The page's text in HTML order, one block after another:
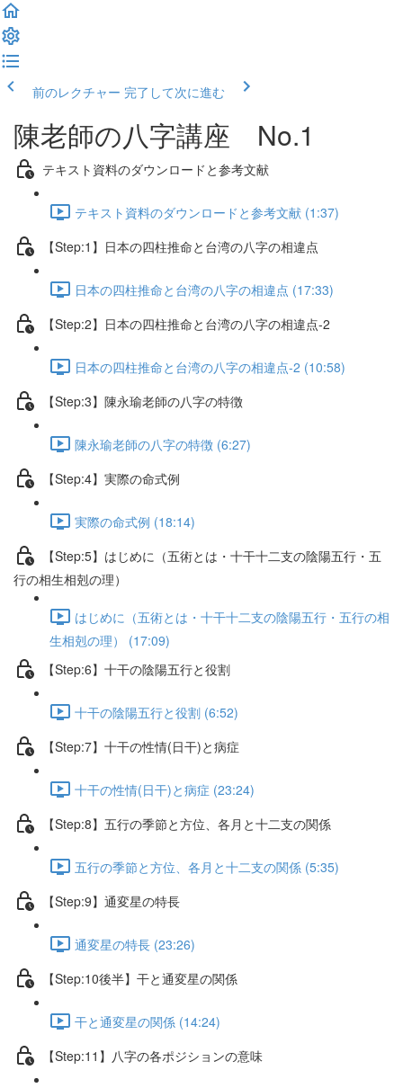
前のレクチャー 完了して次に進む
陳老師の八字講座 No.1
テキスト資料のダウンロードと参考文献
テキスト資料のダウンロードと参考文献 (1:37)
【Step:1】日本の四柱推命と台湾の八字の相違点
日本の四柱推命と台湾の八字の相違点 (17:33)
【Step:2】日本の四柱推命と台湾の八字の相違点-2
日本の四柱推命と台湾の八字の相違点-2 (10:58)
【Step:3】陳永瑜老師の八字の特徴
陳永瑜老師の八字の特徴 (6:27)
【Step:4】実際の命式例
実際の命式例 (18:14)
【Step:5】はじめに（五術とは・十干十二支の陰陽五行・五
行の相生相剋の理）
はじめに（五術とは・十干十二支の陰陽五行・五行の相
生相剋の理） (17:09)
【Step:6】十干の陰陽五行と役割
十干の陰陽五行と役割 (6:52)
【Step:7】十干の性情(日干)と病症
十干の性情(日干)と病症 (23:24)
【Step:8】五行の季節と方位、各月と十二支の関係
五行の季節と方位、各月と十二支の関係 (5:35)
【Step:9】通変星の特長
通変星の特長 (23:26)
【Step:10後半】干と通変星の関係
干と通変星の関係 (14:24)
【Step:11】八字の各ポジションの意味